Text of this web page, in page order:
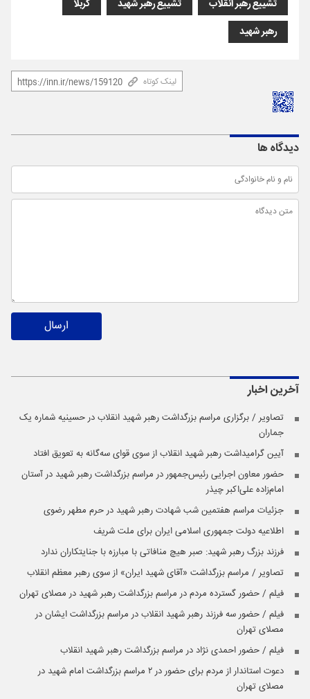
تشییع رهبر انقلاب تشییع رهبر شهید
کربلا
رهبر شهید
لینک کوتاه
دیدگاه ها
ارسال
آخرین اخبار
تصاویر / برگزاری مراسم بزرگداشت رهبر شهید انقلاب در حسینیه شماره یک
جماران
آیین گرامیداشت رهبر شهید انقلاب از سوی قوای سه‌گانه به تعویق افتاد
حضور معاون اجرایی رئیس‌جمهور در مراسم بزرگداشت رهبر شهید در آستان
امام‌زاده علی‌اکبر چیذر
جزئیات مراسم هفتمین شب شهادت رهبر شهید در حرم مطهر رضوی
اطلاعیه دولت جمهوری اسلامی ایران برای ملت شریف
فرزند بزرگ رهبر شهید: صبر هیچ منافاتی با مبارزه با جنایتکاران ندارد
تصاویر / مراسم بزرگداشت «آقای شهید ایران» از سوی رهبر معظم انقلاب
فیلم / حضور گسترده مردم در مراسم بزرگداشت رهبر شهید در مصلای تهران
فیلم / حضور سه فرزند رهبر شهید انقلاب در مراسم بزرگداشت ایشان در
مصلای تهران
فیلم / حضور احمدی نژاد در مراسم بزرگداشت رهبر شهید انقلاب
دعوت استاندار از مردم برای حضور در ۲ مراسم بزرگداشت امام شهید در
مصلای تهران